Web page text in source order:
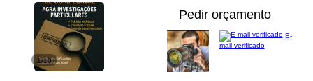
1/10
Pedir orçamento
E-
mail verificado